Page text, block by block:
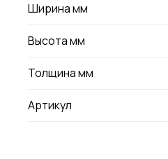
Ширина мм
Высота мм
Толщина мм
Артикул